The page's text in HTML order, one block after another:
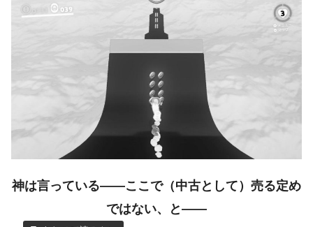
神は言っている――ここで（中古として）売る定め
ではない、と――